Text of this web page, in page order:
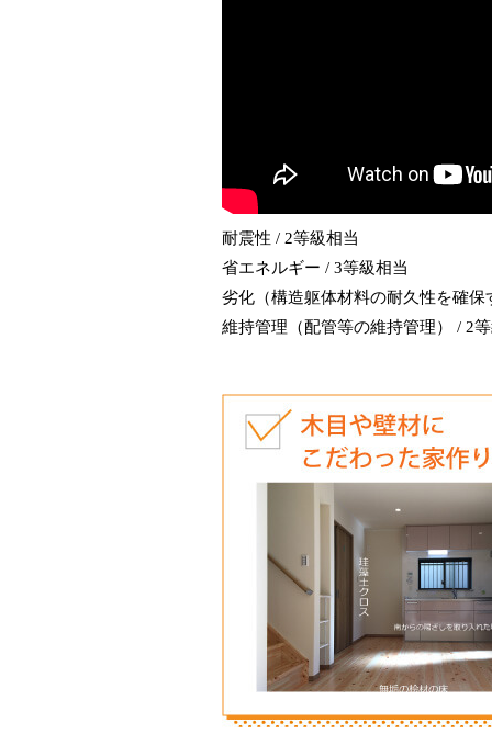
耐震性 / 2等級相当
省エネルギー / 3等級相当
劣化（構造躯体材料の耐久性を確保
維持管理（配管等の維持管理） / 2